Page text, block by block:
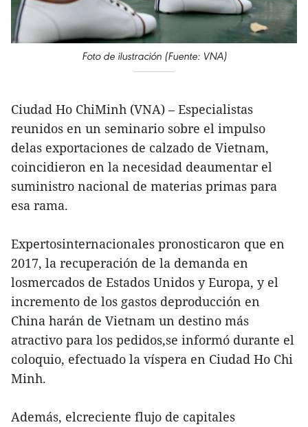
Foto de ilustración (Fuente: VNA)
Ciudad Ho ChiMinh (VNA) – Especialistas
reunidos en un seminario sobre el impulso
delas exportaciones de calzado de Vietnam,
coincidieron en la necesidad deaumentar el
suministro nacional de materias primas para
esa rama.
Expertosinternacionales pronosticaron que en
2017, la recuperación de la demanda en
losmercados de Estados Unidos y Europa, y el
incremento de los gastos deproducción en
China harán de Vietnam un destino más
atractivo para los pedidos,se informó durante el
coloquio, efectuado la víspera en Ciudad Ho Chi
Minh.
Además, elcreciente flujo de capitales